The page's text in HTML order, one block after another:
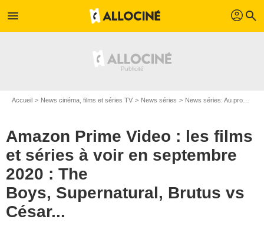
menu profil search
Accueil News cinéma, films et séries TV News séries News séries: Au programme
Amazon Prime Video : les films
et séries à voir en septembre
2020 : The
Boys, Supernatural, Brutus vs
César...